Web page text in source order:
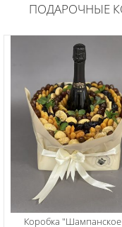
ПОДАРОЧНЫЕ
Коробка